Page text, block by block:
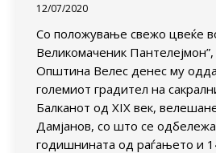
12/07/2020
Со положување свежо цвеќе
Великомаченик
Општина Велес денес му
големиот градител на
Балканот од XIX век,
Дамјанов, со што се
годишнинатa од раѓањето и